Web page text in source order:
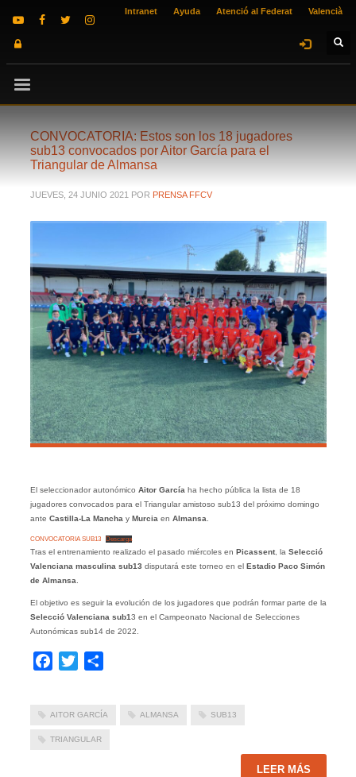
Intranet Ayuda Atenció al Federat Valencià
CONVOCATORIA: Estos son los 18 jugadores
sub13 convocados por Aitor García para el
Triangular de Almansa
JUEVES, 24 JUNIO 2021 POR PRENSA FFCV
El seleccionador autonómico Aitor García ha hecho pública la lista de 18
jugadores convocados para el Triangular amistoso sub13 del próximo domingo
ante Castilla-La Mancha y Murcia en Almansa
CONVOCATORIA SUB13 Descarga
Tras el entrenamiento realizado el pasado miércoles en Picassent, la Selecció
Valenciana masculina sub13 disputará este torneo en el Estadio Paco Simón
de Almansa
El objetivo es seguir la evolución de los jugadores que podrán formar parte de la
Selecció Valenciana sub13 en el Campeonato Nacional de Selecciones
Autonómicas sub14 de 2022.
Facebook
Twitter
AITOR GARCÍA ALMANSA SUB13
TRIANGULAR
LEER MÁS